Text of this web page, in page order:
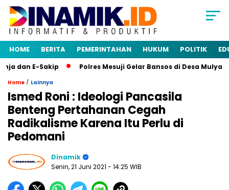
HOME BERITA PEMERINTAHAN HUKUM POLITIK
dan E-Sakip Polres Mesuji Gelar Bansos di Desa Mulya
Home / Lainnya
Ismed Roni : Ideologi Pancasila
Benteng Pertahanan Cegah
Radikalisme Karena Itu Perlu di
Pedomani
Dinamik
Senin, 21 Juni 2021 - 14:25 WIB